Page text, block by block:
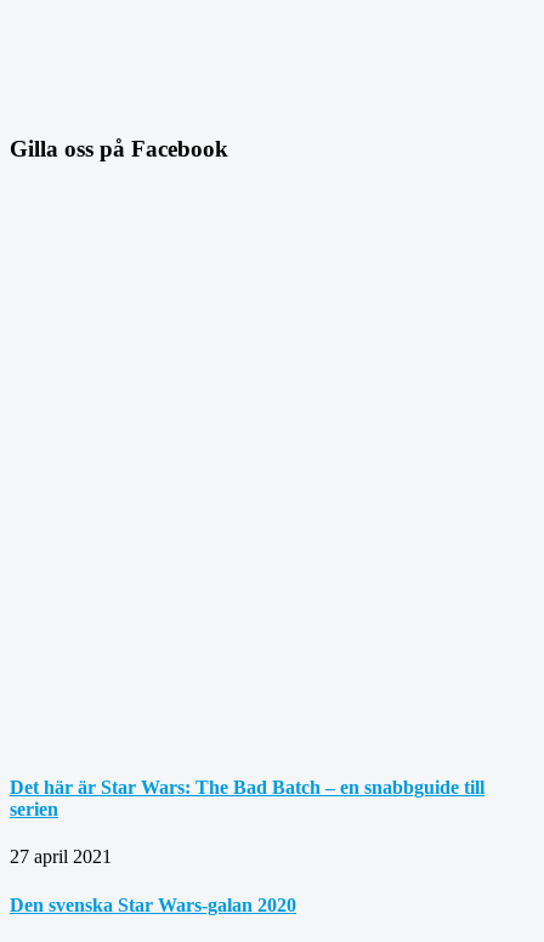
Gilla oss på Facebook
Det här är Star Wars: The Bad Batch – en snabbguide till
serien
27 april 2021
Den svenska Star Wars-galan 2020